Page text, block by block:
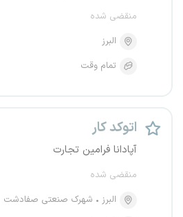
منقضی شده
البرز
تمام وقت
اتوکد کار
آپادانا فرامین تجارت
منقضی شده
البرز
شهرک صنعتی صفادشت